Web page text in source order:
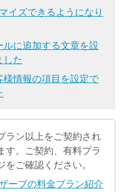
イズできるようになり
に追加する文章を設
した
情報の項目を設定で
ラン以上をご契約され
す。ご契約、有料プラ
ご確認ください。
ーブの料金プラン紹介